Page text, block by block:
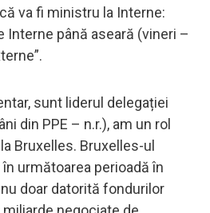
va fi ministru la Interne:
Interne până aseară (vineri –
sunt liderul delegației
din PPE – n.r.), am un rol
Bruxelles. Bruxelles-ul
următoarea perioadă în
doar datorită fondurilor